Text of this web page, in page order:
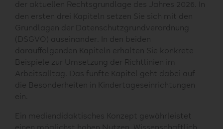
der aktuellen Rechtsgrundlage des Jahres 2026.
In
den ersten drei Kapiteln setzen Sie sich mit den
Grundlagen der Datenschutzgrundverordnung
(DSGVO) auseinander. In den beiden
darauffolgenden Kapiteln erhalten Sie konkrete
Beispiele zur Umsetzung der Richtlinien im
Arbeitsalltag. Das fünfte Kapitel geht dabei auf
die Besonderheiten in Kindertageseinrichtungen
ein.
Ein mediendidaktisches Konzept gewährleistet